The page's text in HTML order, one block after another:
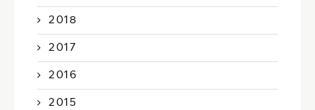
2018
2017
2016
2015